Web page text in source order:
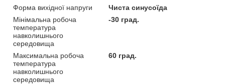
Форма вихідної напруги
Чиста синусоїда
Мінімальна робоча
температура
навколишнього
середовища
-30 град.
Максимальна робоча
температура
навколишнього
середовища
60 град.